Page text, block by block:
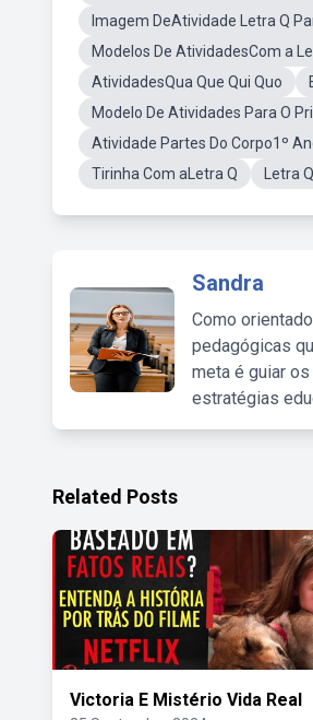
Imagem DeAtividade Letra Q
Modelos De AtividadesCom a
AtividadesQua Que Qui Quo
Modelo De Atividades Para O
Atividade Partes Do Corpo1º
Tirinha Com aLetra Q
Letra
Sandra
Como
pedagógicas
meta é guiar
estratégias
Related Posts
Victoria E Mistério Vida Real